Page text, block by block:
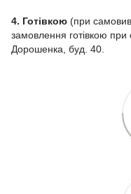
4. Готівкою (при
замовлення готівкою при
Дорошенка, буд. 40.